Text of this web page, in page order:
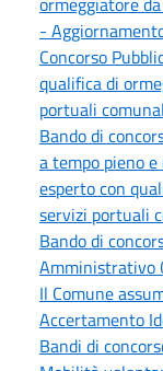
-
Concorso
qualifica di
portuali
Bando di
a tempo pieno
esperto con
servizi portuali
Bando di
Amministrativo
Il Comune
Accertamento
Bandi di